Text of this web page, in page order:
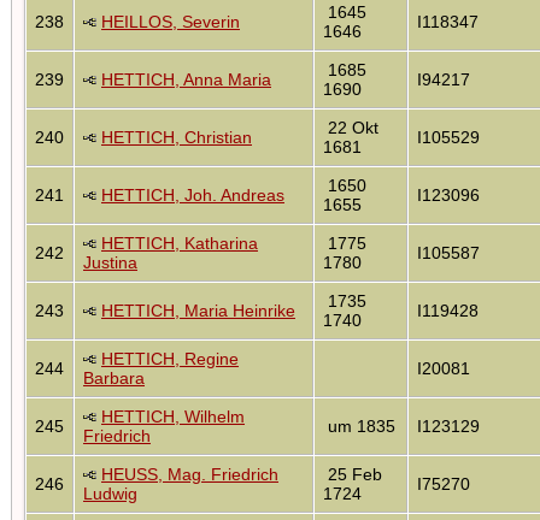
238 HEILLOS, Severin
1645
1646
I118347
239 HETTICH, Anna Maria
1685
1690
I94217
240 HETTICH, Christian
22 Okt
1681
I105529
241 HETTICH, Joh. Andreas
1650
1655
I123096
242
HETTICH, Katharina
Justina
1775
1780
I105587
243 HETTICH, Maria Heinrike
1735
1740
I119428
244
HETTICH, Regine
Barbara
I20081
245
HETTICH, Wilhelm
Friedrich
um 1835 I123129
246
HEUSS, Mag. Friedrich
Ludwig
25 Feb
1724
I75270